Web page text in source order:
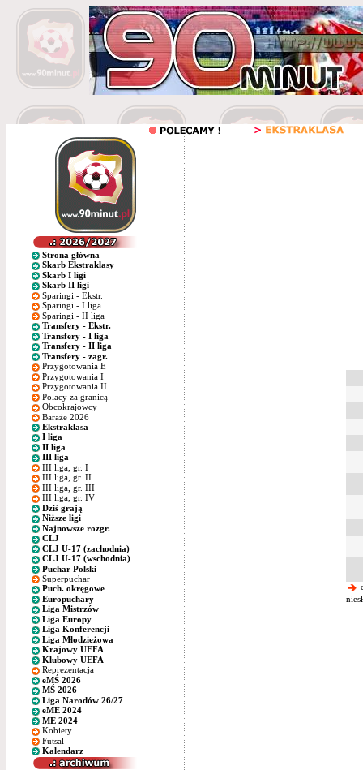
Strona główna
Skarb Ekstraklasy
Skarb I ligi
Skarb II ligi
Sparingi - Ekstr.
Sparingi - I liga
Sparingi - II liga
Transfery - Ekstr.
Transfery - I liga
Transfery - II liga
Transfery - zagr.
Przygotowania E
Przygotowania I
Przygotowania II
Polacy za granicą
Obcokrajowcy
Baraże 2026
Ekstraklasa
I liga
II liga
III liga
III liga, gr. I
III liga, gr. II
III liga, gr. III
III liga, gr. IV
Dziś grają
Niższe ligi
Najnowsze rozgr.
CLJ
CLJ U-17 (zachodnia)
CLJ U-17 (wschodnia)
Puchar Polski
Superpuchar
Puch. okręgowe
Europuchary
Liga Mistrzów
Liga Europy
Liga Konferencji
Liga Młodzieżowa
Krajowy UEFA
Klubowy UEFA
Reprezentacja
eMŚ 2026
MŚ 2026
Liga Narodów 26/27
eME 2024
ME 2024
Kobiety
Futsal
Kalendarz